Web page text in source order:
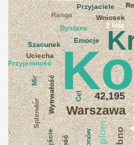
Warszawa
42,195
2 lata
Wniosek
Emocje
Radość
Dystans
Wytrwałość Cel
Przyjaciele
Uciecha
Szacunek
Splendor
Ranga
Przyjemność
Mir